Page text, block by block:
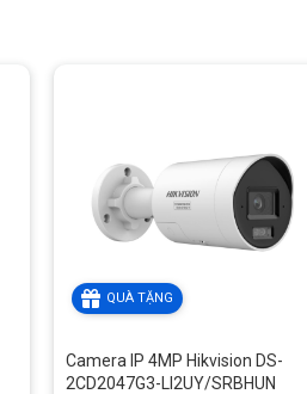
QUÀ TẶNG
Camera IP 4MP Hikvision DS-
2CD2047G3-LI2UY/SRBHUN